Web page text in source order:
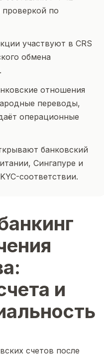
по
участвуют в CRS
обмена
отношения
переводы,
операционные
банковский
Сингапуре и
соответствии.
и
счетов после